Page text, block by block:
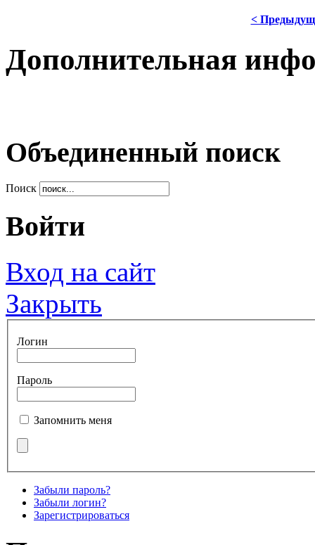
<
Дополнительная
Объединенный поиск
Поиск
Войти
Вход на сайт
Закрыть
Логин
Пароль
Запомнить меня
Забыли пароль?
Забыли логин?
Зарегистрироваться